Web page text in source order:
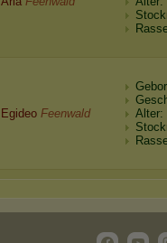
Egideo Feenwald
Alter: